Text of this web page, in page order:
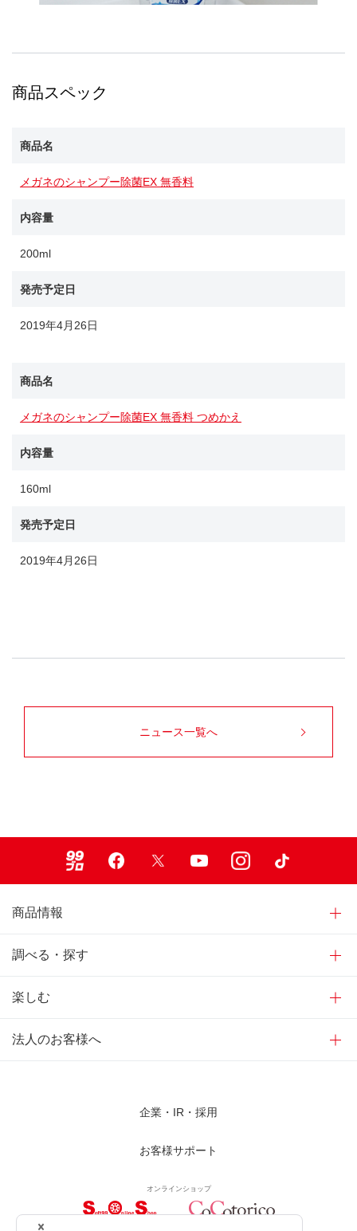
商品スペック
商品名
メガネのシャンプー除菌EX 無香料
内容量
200ml
発売予定日
2019年4月26日
商品名
メガネのシャンプー除菌EX 無香料 つめかえ
内容量
160ml
発売予定日
2019年4月26日
ニュース一覧へ
商品情報
調べる・探す
楽しむ
法人のお客様へ
企業・IR・採用
お客様サポート
オンラインショップ